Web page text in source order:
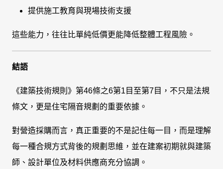
提供施工教育與現場技術支援
這些能力，往往比單純低價更能降低整體工程風險。
結語
《建築技術規則》第46條之6第1目至第7目，不只是法規
條文，更是住宅隔音規劃的重要依據。
對營造採購而言，真正重要的不是記住每一目，而是理解
每一種合規方式背後的規劃思維，並在建案初期就與建築
師、設計單位及材料供應商充分協調。